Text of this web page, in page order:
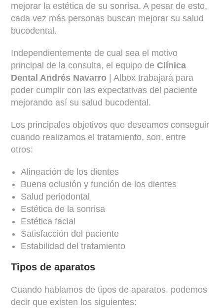
mejorar la estética de su sonrisa. A pesar de esto,
cada vez más personas buscan mejorar su salud
bucodental.
Independientemente de cual sea el motivo
principal de la consulta, el equipo deClínica
Dental Andrés Navarro | Albox trabajará para
poder cumplir con las expectativas del paciente
mejorando así su salud bucodental.
Los principales objetivos que deseamos conseguir
cuando realizamos el tratamiento, son, entre
otros:
Alineación de los dientes
Buena oclusión y función de los dientes
Salud periodontal
Estética de la sonrisa
Estética facial
Satisfacción del paciente
Estabilidad del tratamiento
Tipos de aparatos
Cuando hablamos de tipos de aparatos, podemos
decir que existen los siguientes: